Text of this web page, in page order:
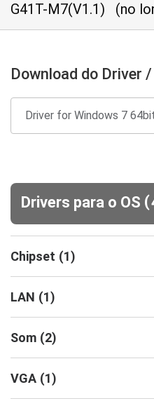
G41T-M7(V1.1) (no
Download do Driver /
Drivers para o OS (
Chipset (1)
LAN (1)
Som (2)
VGA (1)